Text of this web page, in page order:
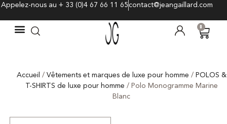
Appelez-nous au + 33 (0)4 67 66 11 65contact@jeangaillard.com
0
Accueil / Vêtements et marques de luxe pour homme / POLOS &
T-SHIRTS de luxe pour homme / Polo Monogramme Marine
Blanc